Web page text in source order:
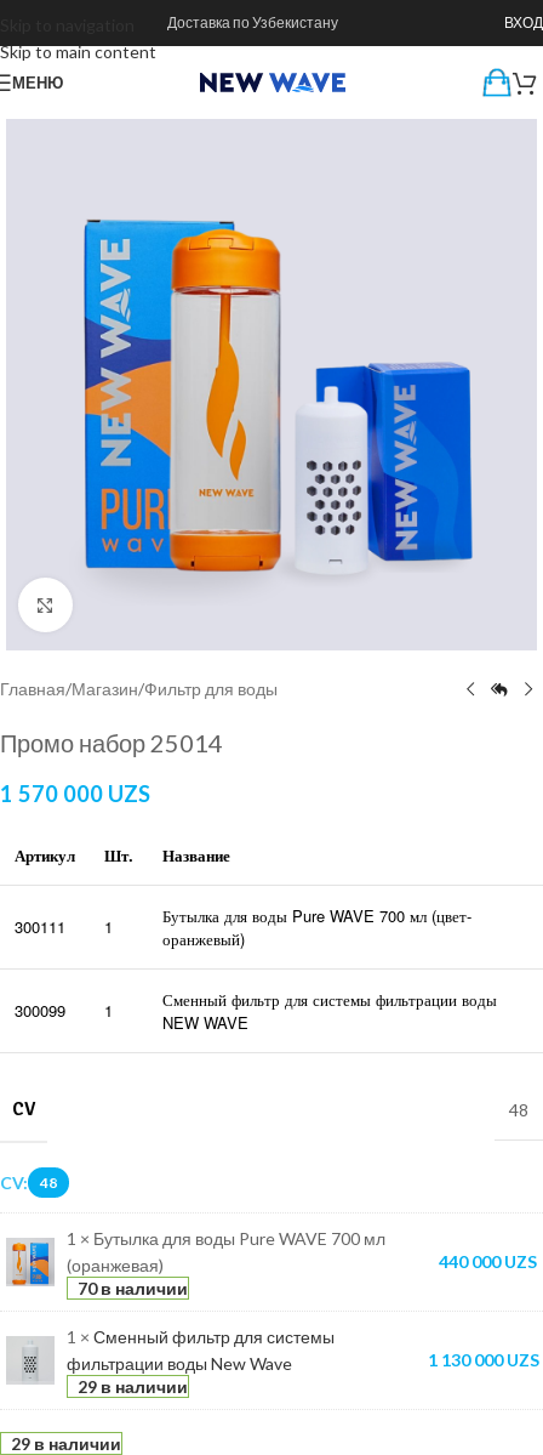
Skip to main content
Доставка по Узбекистану ВХОД
МЕНЮ
Нажмите, чтобы увеличить
Главная/Магазин/Фильтр для воды
Промо набор 25014
1 570 000 UZS
Артикул Шт. Название
300111 1
Бутылка для воды Pure WAVE 700 мл (цвет-
оранжевый)
300099 1
Сменный фильтр для системы фильтрации воды
NEW WAVE
CV 48
CV: 48
1 × Бутылка для воды Pure WAVE 700 мл
(оранжевая)
70 в наличии
440 000UZS
1 × Сменный фильтр для системы
фильтрации воды New Wave
29 в наличии
1 130 000UZS
29 в наличии